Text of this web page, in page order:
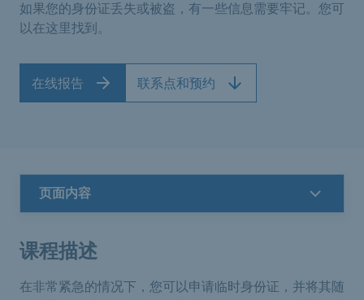
如果您的身份证丢失或被盗，有一些信息需要牢记。您可
以在这里找到。
在线报告 联系点和预约
页面内容
课程描述
在非常紧急的情况下，您可以申请临时身份证，并将其随